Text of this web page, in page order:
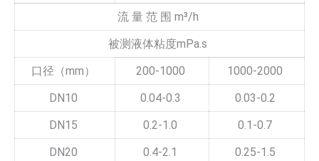
流 量 范 围 m³/h
被测液体粘度mPa.s
口径（mm）
200-1000
1000-2000
DN10
0.04-0.3
0.03-0.2
DN15
0.2-1.0
0.1-0.7
DN20
0.4-2.1
0.25-1.5